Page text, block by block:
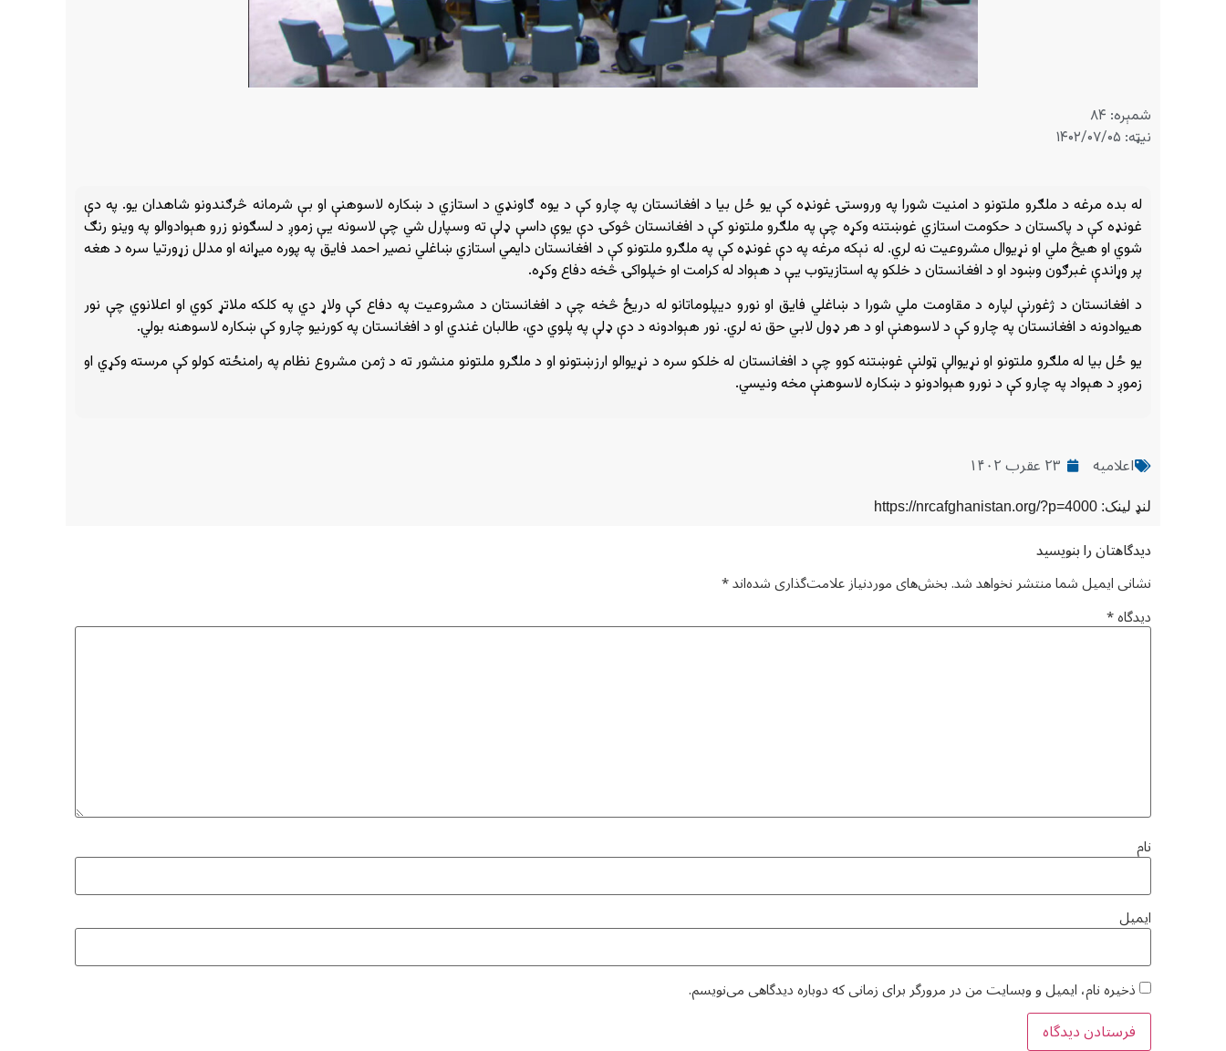
شمېره: ۸۴
نیټه: ۱۴۰۲/۰۷/۰۵
له بده مرغه د ملګرو ملتونو د امنیت شورا په وروستۍ غونډه کې یو ځل بیا د افغانستان په چارو کې د یوه ګاونډي د استازي د ښکاره لاسوهنې او بې شرمانه څرګندونو شاهدان یو. په دې
غونډه کې د پاکستان د حکومت استازي غوښتنه وکړه چې په ملګرو ملتونو کې د افغانستان څوکۍ دې يوې داسې ډلې ته وسپارل شي چې لاسونه يې زموږ د لسګونو زرو هېوادوالو په وينو رنګ
شوي او هيڅ ملي او نړيوال مشروعيت نه لري. له نېکه مرغه په ​​دې غونډه کې په ملګرو ملتونو کې د افغانستان دایمي استازي ښاغلي نصیر احمد فایق په پوره میړانه او مدلل زړورتیا سره د هغه
پر وړاندې غبرګون وښود او د افغانستان د خلکو په استازیتوب یې د هېواد له کرامت او خپلواکۍ څخه دفاع وکړه.
د افغانستان د ژغورنې لپاره د مقاومت ملي شورا د ښاغلي فایق او نورو دیپلوماتانو له دریځ څخه چې د افغانستان د مشروعیت په دفاع کې ولاړ دي په کلکه ملاتړ کوي او اعلانوي چې نور
هیوادونه د افغانستان په چارو کې د لاسوهنې او د هر ډول لابي حق نه لري. نور هېوادونه د دې ډلې په پلوي دي، طالبان غندي او د افغانستان په کورنیو چارو کې ښکاره لاسوهنه بولي.
یو ځل بیا له ملګرو ملتونو او نړیوالې ټولنې غوښتنه کوو چې د افغانستان له خلکو سره د نړیوالو ارزښتونو او د ملګرو ملتونو منشور ته د ژمن مشروع نظام په رامنځته کولو کې مرسته وکړي او
زموږ د هېواد په چارو کې د نورو هېوادونو د ښکاره لاسوهنې مخه ونیسي.
اعلامیه ۲۳ عقرب ۱۴۰۲
لنډ لینک: https://nrcafghanistan.org/?p=4000
دیدگاهتان را بنویسید
نشانی ایمیل شما منتشر نخواهد شد.بخش‌های موردنیاز علامت‌گذاری شده‌اند*
دیدگاه*
نام
ایمیل
ذخیره نام، ایمیل و وبسایت من در مرورگر برای زمانی که دوباره دیدگاهی می‌نویسم.